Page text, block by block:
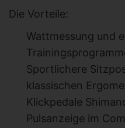
Die Vorteile:
Wattmessung und
Sportlichere
klassischen
Klickpedale
Pulsanzeige im